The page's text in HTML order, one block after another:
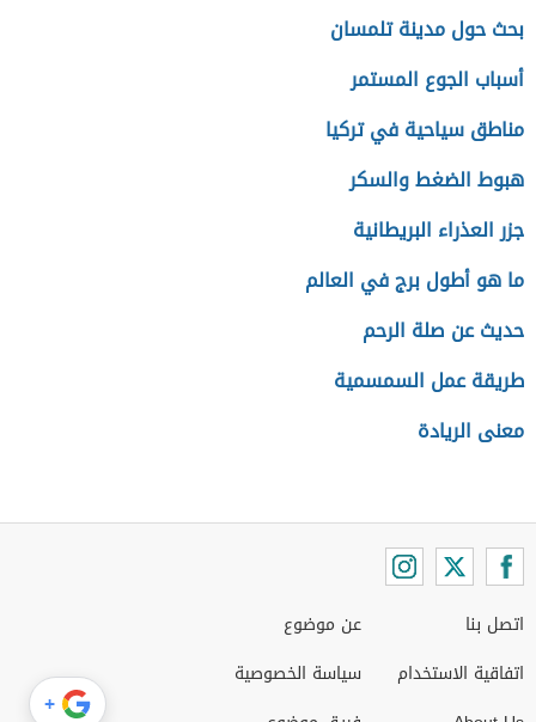
بحث حول مدينة تلمسان
أسباب الجوع المستمر
مناطق سياحية في تركيا
هبوط الضغط والسكر
جزر العذراء البريطانية
ما هو أطول برج في العالم
حديث عن صلة الرحم
طريقة عمل السمسمية
معنى الريادة
اتصل بنا
اتفاقية الاستخدام
عن موضوع
سياسة الخصوصية
+